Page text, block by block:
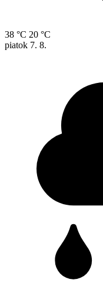
38 °C 20 °C
piatok 7. 8.